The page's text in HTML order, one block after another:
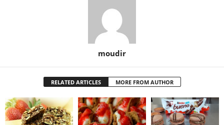
moudir
RELATED ARTICLES MORE FROM AUTHOR